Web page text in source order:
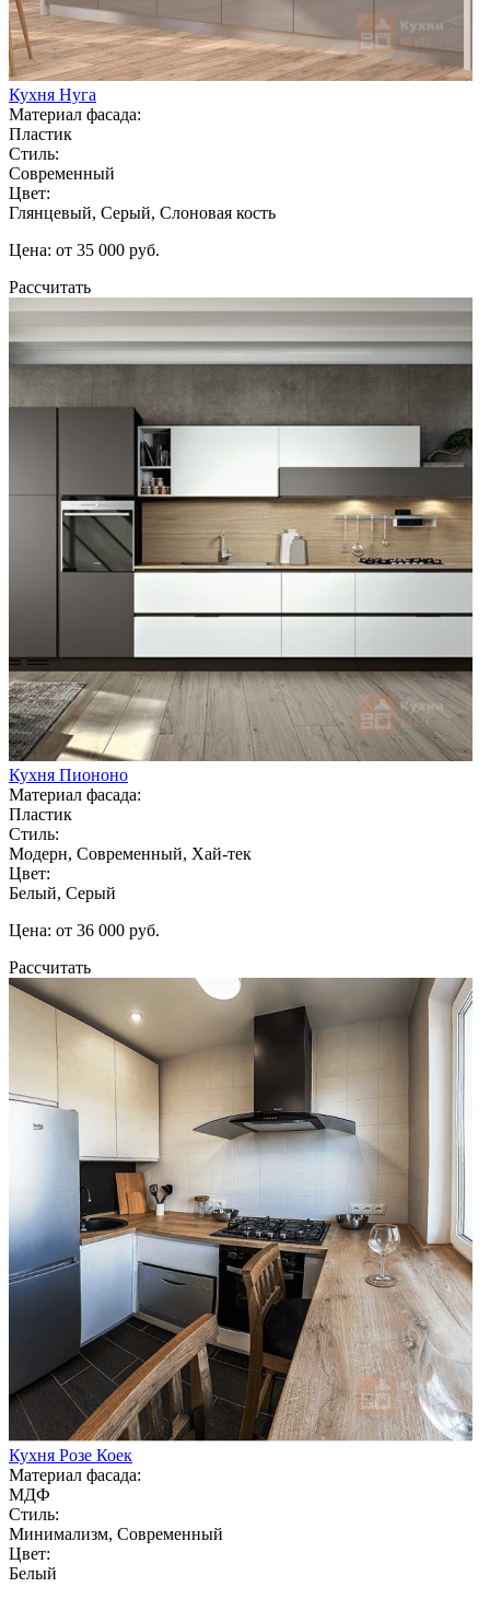
Кухня Нуга
Материал фасада:
Пластик
Стиль:
Современный
Цвет:
Глянцевый, Серый, Слоновая кость
Цена: от 35 000 руб.
Рассчитать
Кухня Пиононо
Материал фасада:
Пластик
Стиль:
Модерн, Современный, Хай-тек
Цвет:
Белый, Серый
Цена: от 36 000 руб.
Рассчитать
Кухня Розе Коек
Материал фасада:
МДФ
Стиль:
Минимализм, Современный
Цвет:
Белый